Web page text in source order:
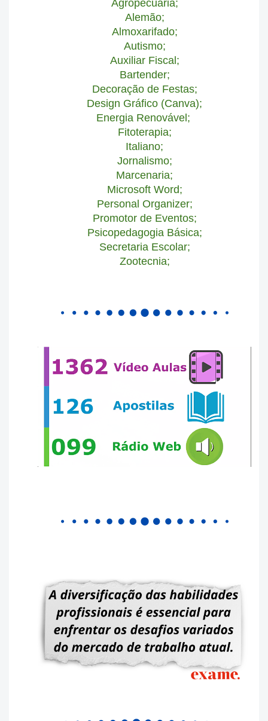
Agropecuária;
Alemão;
Almoxarifado;
Autismo;
Auxiliar Fiscal;
Bartender;
Decoração de Festas;
Design Gráfico (Canva);
Energia Renovável;
Fitoterapia;
Italiano;
Jornalismo;
Marcenaria;
Microsoft Word;
Personal Organizer;
Promotor de Eventos;
Psicopedagogia Básica;
Secretaria Escolar;
Zootecnia;